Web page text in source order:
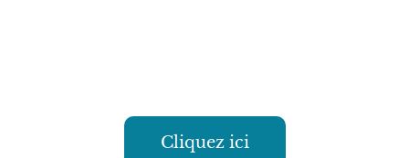
Cliquez ici